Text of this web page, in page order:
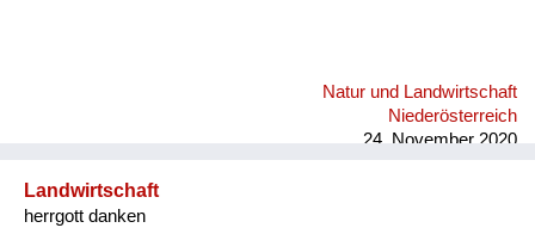
Natur und Landwirtschaft
Niederösterreich
24. November 2020
Landwirtschaft
herrgott danken